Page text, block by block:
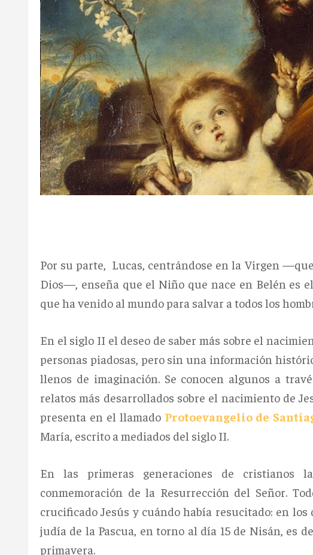
Por su parte, Lucas, centrándose en la Virgen
Dios—, enseña que el Niño que nace en Belén es el
que ha venido al mundo para salvar a todos los
En el siglo II el deseo de saber más sobre el
personas piadosas, pero sin una información
llenos de imaginación. Se conocen algunos a
relatos más desarrollados sobre el nacimiento de
presenta en el llamado Protoevangelio de
María, escrito a mediados del siglo II.
En las primeras generaciones de cristianos
conmemoración de la Resurrección del Señor.
crucificado Jesús y cuándo había resucitado: en
judía de la Pascua, en torno al día 15 de Nisán, es
primavera.